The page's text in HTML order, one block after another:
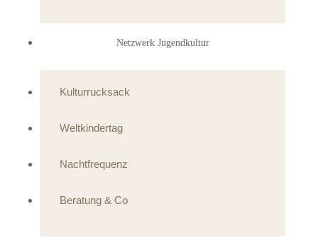
Netzwerk Jugendkultur
Kulturrucksack
Weltkindertag
Nachtfrequenz
Beratung & Co